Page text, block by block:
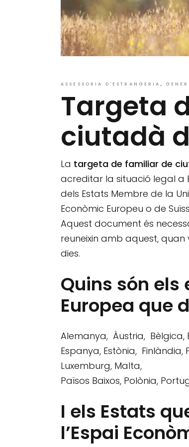
ASSESSORIA D'ESTRANGERIA
Targeta
ciutadà
La targeta de familiar de
acreditar la situació legal a
dels Estats Membre de la
Econòmic Europeu o de
Aquest document és
reuneixin amb aquest,
dies.
Quins són
Europea que
Alemanya, Àustria, Bèlgica,
Espanya, Estònia,
Luxemburg, Malta,
Països Baixos, Polònia,
I els Estats
l’Espai